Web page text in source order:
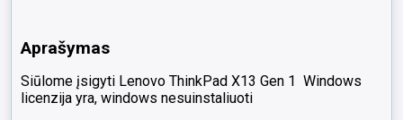
Aprašymas
Siūlome įsigyti Lenovo ThinkPad X13 Gen 1 Windows
licenzija yra, windows nesuinstaliuoti